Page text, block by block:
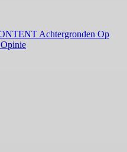
Achtergronden Op
Opinie